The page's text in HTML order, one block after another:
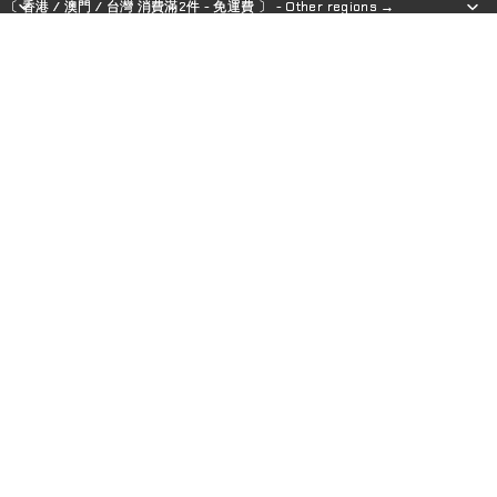
〔 香港 / 澳門 / 台灣 消費滿2件 - 免運費 〕 - Other regions →
〔 香港 / 澳門 / 台灣 消費滿2件 - 免運費 〕 - Other regions →